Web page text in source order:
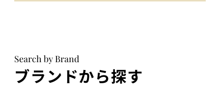
Search by Brand
ブランドから探す